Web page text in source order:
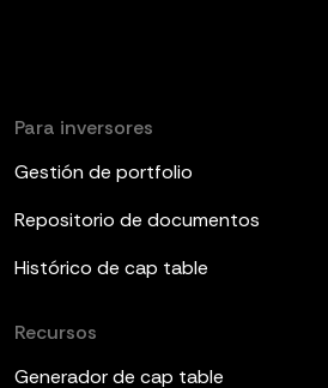
Para inversores
Gestión de portfolio
Repositorio de documentos
Histórico de cap table
Recursos
Generador de cap table